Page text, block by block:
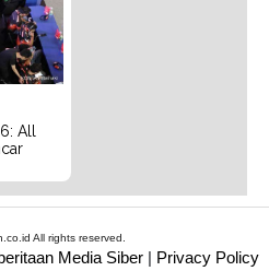
All
All rights reserved.
Media Siber
Privacy Policy